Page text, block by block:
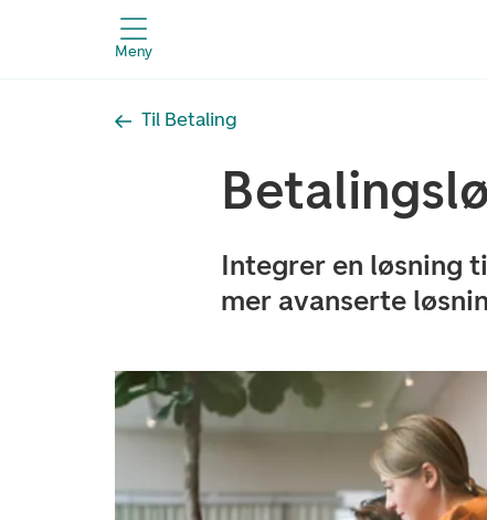
Meny
Til Betaling
Integrer en løsning
mer avanserte